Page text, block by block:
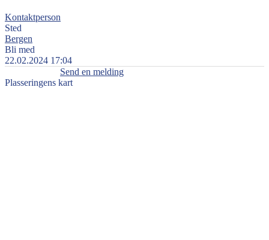
Kontaktperson
Sted
Bergen
Bli med
22.02.2024 17:04
Send en melding
Plasseringens kart